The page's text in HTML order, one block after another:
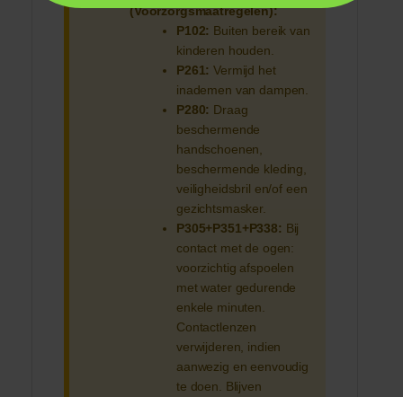
(Voorzorgsmaatregelen):
P102: Buiten bereik van
kinderen houden.
P261: Vermijd het
inademen van dampen.
P280: Draag
beschermende
handschoenen,
beschermende kleding,
veiligheidsbril en/of een
gezichtsmasker.
P305+P351+P338: Bij
contact met de ogen:
voorzichtig afspoelen
met water gedurende
enkele minuten.
Contactlenzen
verwijderen, indien
aanwezig en eenvoudig
te doen. Blijven